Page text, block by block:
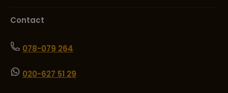
Contact
078-079 264
020-627 51 29